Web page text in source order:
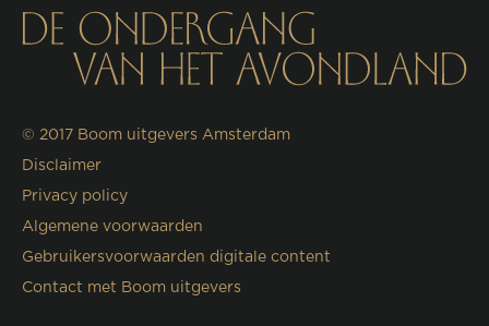
© 2017 Boom uitgevers Amsterdam
Disclaimer
Privacy policy
Algemene voorwaarden
Gebruikersvoorwaarden digitale content
Contact met Boom uitgevers